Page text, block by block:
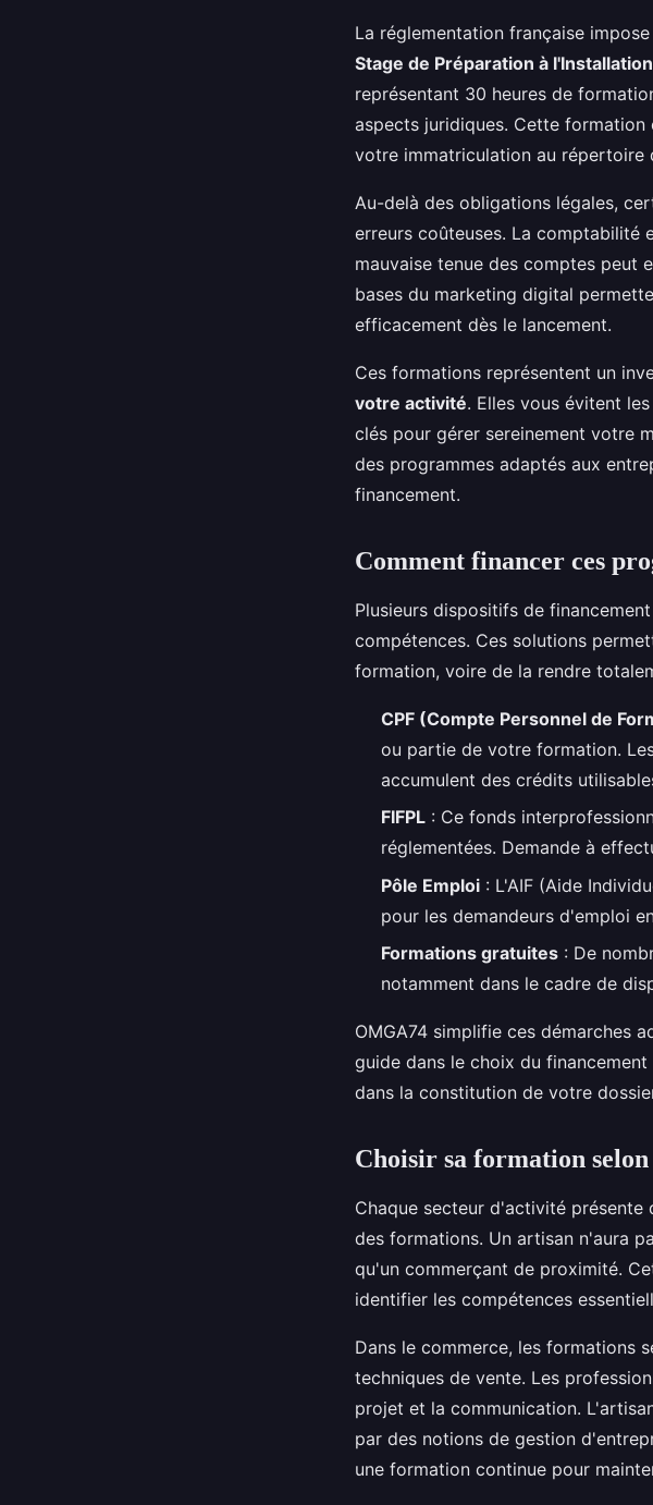
La réglementation française
Stage de Préparation à l'Installation
représentant 30 heures de
aspects juridiques. Cette
votre immatriculation au répertoire
Au-delà des obligations légales,
erreurs coûteuses. La comptabilité
mauvaise tenue des comptes peut
bases du marketing digital
efficacement dès le lancement.
Ces formations représentent un
votre activité. Elles vous évitent
clés pour gérer sereinement votre
des programmes adaptés aux
financement.
Comment financer ces
Plusieurs dispositifs de
compétences. Ces solutions
formation, voire de la rendre
CPF (Compte Personnel de
ou partie de votre formation.
accumulent des crédits
FIFPL : Ce fonds
réglementées. Demande à
Pôle Emploi : L'AIF (Aide
pour les demandeurs d'emploi
Formations gratuites : De
notamment dans le cadre de
OMGA74 simplifie ces démarches
guide dans le choix du
dans la constitution de votre
Choisir sa formation
Chaque secteur d'activité
des formations. Un artisan n'aura
qu'un commerçant de proximité.
identifier les compétences
Dans le commerce, les formations
techniques de vente. Les
projet et la communication.
par des notions de gestion
une formation continue pour